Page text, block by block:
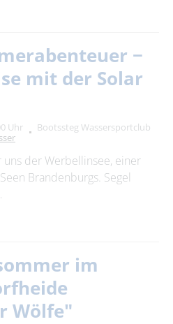
−
mit der Solar
Uhr
Bootssteg Wassersportclub
der Werbellinsee, einer
Brandenburgs. Segel
im
Wölfe"